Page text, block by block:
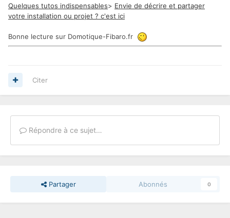
Quelques tutos indispensables> Envie de décrire et partager
votre installation ou projet ? c'est ici
Bonne lecture sur Domotique-Fibaro.fr
Citer
Répondre à ce sujet…
Partager Abonnés 0